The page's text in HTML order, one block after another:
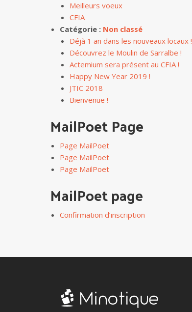
Meilleurs voeux
CFIA
Catégorie : Non classé
Déjà 1 an dans les nouveaux locaux !
Découvrez le Moulin de Sarralbe !
Actemium sera présent au CFIA !
Happy New Year 2019 !
JTIC 2018
Bienvenue !
MailPoet Page
Page MailPoet
Page MailPoet
Page MailPoet
MailPoet page
Confirmation d’inscription